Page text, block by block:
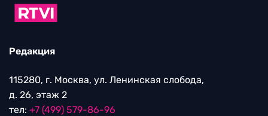
Редакция
115280, г. Москва, ул. Ленинская слобода,
д. 26, этаж 2
тел: +7 (499) 579-86-96